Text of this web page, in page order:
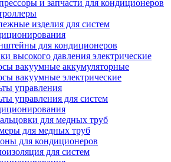
и запчасти для кондиционеров
изделия для систем
для кондиционеров
высокого давления электрические
вакуумные аккумуляторные
вакуумные электрические
управления
управления для систем
для медных труб
для медных труб
для кондиционеров
для систем